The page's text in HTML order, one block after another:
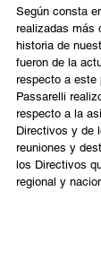
Según consta
realizadas más
historia de
fueron de la
respecto a este
Passarelli
respecto a la
Directivos y de
reuniones y
los Directivos
regional y